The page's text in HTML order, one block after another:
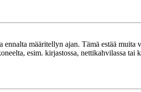
määritellyn ajan. Tämä estää
esim. kirjastossa, nettikahvilassa